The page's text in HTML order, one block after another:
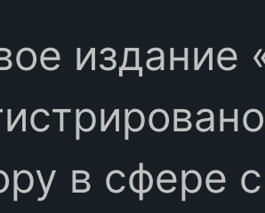
издание
в сфере